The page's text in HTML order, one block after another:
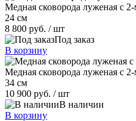
Медная сковорода луженая c
24 см
8 800 руб. / шт
Под заказ
В корзину
Медная сковорода луженая c
34 см
10 900 руб. / шт
В наличии
В корзину